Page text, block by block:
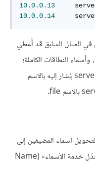
10.0.0.13
10.0.0.14
المثال السابق قد أُعطي
النطاقات الكاملة؛
، و server2 يُشار إليه بالاسم
أسماء المضيفين إلى
عناوين IP مُتَحَّكَمٌ به من ملف إعدادات «مُبَدِّل خدمة الأسماء» (Name